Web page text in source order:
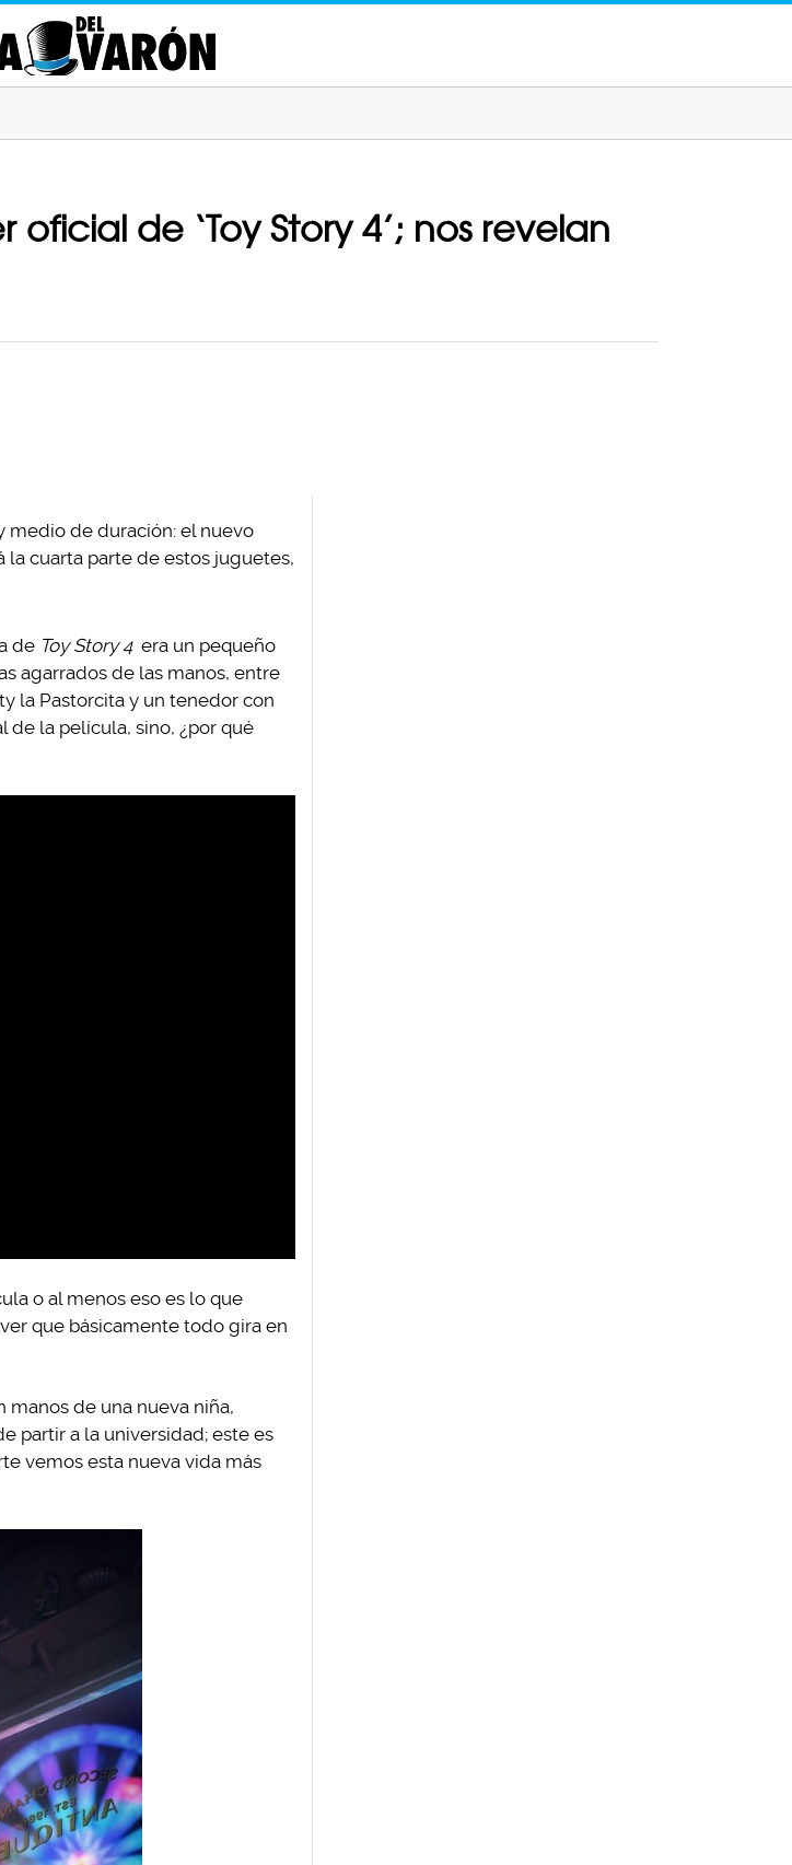
oficial de ‘Toy Story 4’; nos revelan
medio de duración: el nuevo
cuarta parte de estos juguetes,
de Toy Story 4 era un pequeño
agarrados de las manos, entre
la Pastorcita y un tenedor con
de la película, sino, ¿por qué
o al menos eso es lo que
que básicamente todo gira en
de una nueva niña,
partir a la universidad; este es
vemos esta nueva vida más